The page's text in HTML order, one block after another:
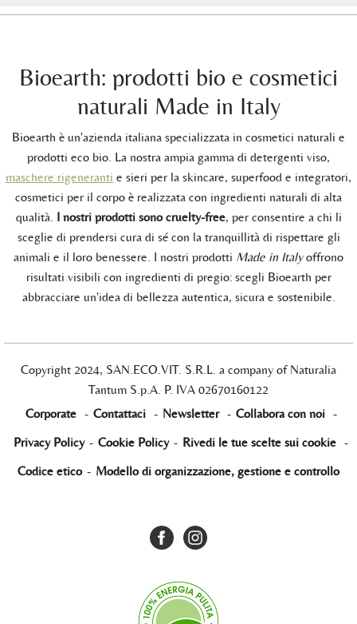
Bioearth: prodotti bio e cosmetici
naturali Made in Italy
Bioearth è un'azienda italiana specializzata in cosmetici naturali e
prodotti eco bio. La nostra ampia gamma di detergenti viso,
maschere rigeneranti e sieri per la skincare, superfood e integratori,
cosmetici per il corpo è realizzata con ingredienti naturali di alta
qualità. I nostri prodotti sono cruelty-free, per consentire a chi li
sceglie di prendersi cura di sé con la tranquillità di rispettare gli
animali e il loro benessere. I nostri prodotti Made in Italyoffrono
risultati visibili con ingredienti di pregio: scegli Bioearth per
abbracciare un'idea di bellezza autentica, sicura e sostenibile.
Copyright 2024, SAN.ECO.VIT. S.R.L. a company of Naturalia
Tantum S.p.A. P. IVA 02670160122
Corporate - Contattaci - Newsletter - Collabora con noi -
Privacy Policy - Cookie Policy - Rivedi le tue scelte sui cookie -
Codice etico - Modello di organizzazione, gestione e controllo